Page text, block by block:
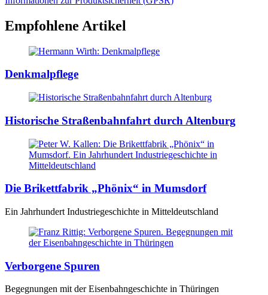
Empfohlene Artikel
Denkmalpflege
Historische Straßenbahnfahrt durch Altenburg
Die Brikettfabrik „Phönix“ in Mumsdorf
Ein Jahrhundert Industriegeschichte in Mitteldeutschland
Verborgene Spuren
Begegnungen mit der Eisenbahngeschichte in Thüringen